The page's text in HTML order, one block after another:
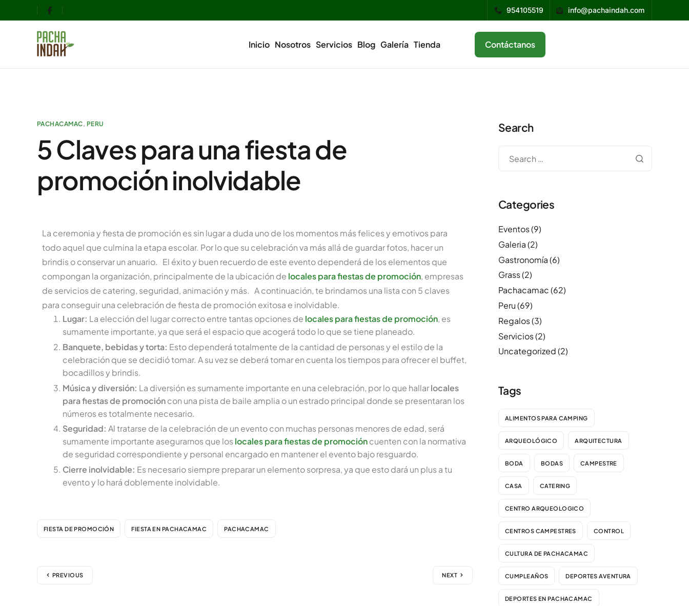
954105519 info@pachaindah.com
Inicio Nosotros Servicios Blog Galería Tienda Contáctanos
PACHACAMAC, PERU
5 Claves para una fiesta de
promoción inolvidable
La ceremonia y fiesta de promoción es sin lugar a duda uno de los momentos más felices y emotivos para
todo aquel que culmina la etapa escolar. Por lo que su celebración va más allá de guardar fotos, hacer un
brindis o conservar un anuario. El éxito y buen recuerdo de este evento dependerá de los elementos que
compongan la organización, principalmente de la ubicación de locales para fiestas de promoción, empresas
de servicios de catering, seguridad, animación y más. A continuación, te brindamos una lista con 5 claves
para conseguir una celebración de fiesta de promoción exitosa e inolvidable.
Lugar: La elección del lugar correcto entre tantas opciones de locales para fiestas de promoción, es
sumamente importante, ya que será el espacio que acogerá todo lo que se tiene planeado.
Banquete, bebidas y torta: Esto dependerá totalmente de la cantidad de personas y el estilo de la
celebración que se decidió tomar. A su vez se deberá tomar en cuenta los tiempos para ofrecer el buffet,
bocadillos y brindis.
Música y diversión: La diversión es sumamente importante en una celebración, por lo que hallarlocales
para fiestas de promocióncon una pista de baile amplia o un estrado principal donde se presentaran los
números es totalmente necesario.
Seguridad: Al tratarse de la celebración de un evento con muchas personas menores de edad, será
sumamente importante asegurarnos que loslocales para fiestas de promocióncuenten con la normativa
de seguridad correspondiente y personal encargado en mantener el evento bajo resguardo.
Cierre inolvidable: Es necesario siempre preparar un elemento sorpresa, ya que esto dará un plus a tu
evento y lo hará doblemente inolvidable.
FIESTA DE PROMOCIÓN FIESTA EN PACHACAMAC PACHACAMAC
PREVIOUS NEXT
Search
Categories
Eventos(9)
Galeria(2)
Gastronomía(6)
Grass(2)
Pachacamac(62)
Peru(69)
Regalos(3)
Servicios(2)
Uncategorized(2)
Tags
ALIMENTOS PARA CAMPING
ARQUEOLÓGICO ARQUITECTURA
BODA BODAS CAMPESTRE
CASA CATERING
CENTRO ARQUEOLOGICO
CENTROS CAMPESTRES CONTROL
CULTURA DE PACHACAMAC
CUMPLEAÑOS DEPORTES AVENTURA
DEPORTES EN PACHACAMAC